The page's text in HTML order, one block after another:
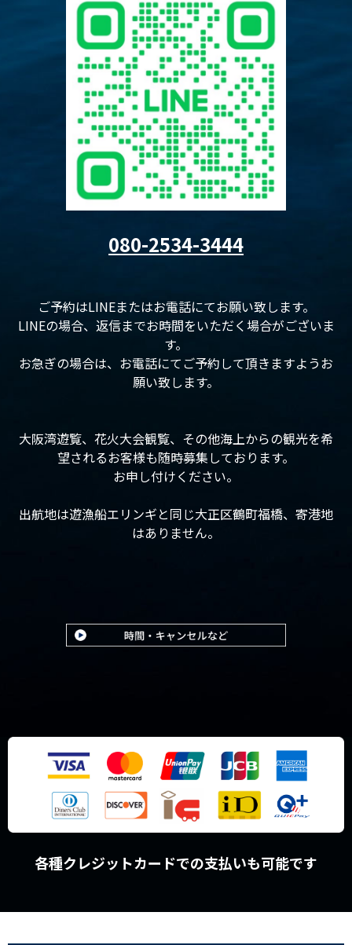
080-2534-3444
ご予約はLINEまたはお電話にてお願い致します。
LINEの場合、返信までお時間をいただく場合がございま
す。
お急ぎの場合は、お電話にてご予約して頂きますようお
願い致します。
大阪湾遊覧、花火大会観覧、その他海上からの観光を希
望されるお客様も随時募集しております。
お申し付けください。
出航地は遊漁船エリンギと同じ大正区鶴町福橋、寄港地
はありません。
各種クレジットカードでの支払いも可能です